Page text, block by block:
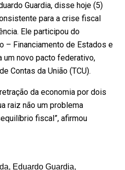
Guardia, disse hoje (5)
para a crise fiscal
Ele participou do
– Financiamento de Estados e
um novo pacto federativo,
Contas da União (TCU).
da economia por dois
raiz não um problema
fiscal”, afirmou